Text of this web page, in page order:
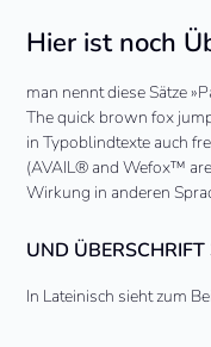
Hier ist noch
man nennt diese Sätze
The quick brown fox
in Typoblindtexte auch
(AVAIL® and Wefox™
Wirkung in anderen
UND ÜBERSCHRIFT
In Lateinisch sieht zum